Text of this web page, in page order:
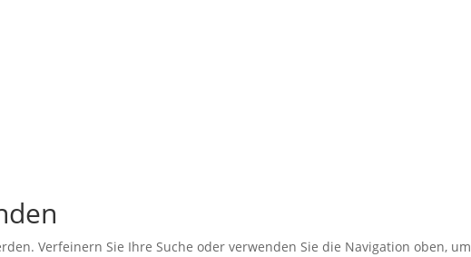
Verfeinern Sie Ihre Suche oder verwenden Sie die Navigation oben, um